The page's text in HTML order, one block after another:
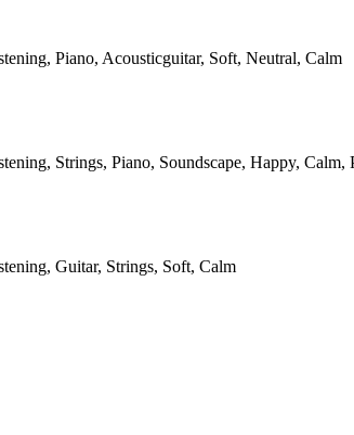
Piano, Acousticguitar, Soft, Neutral, Calm
Strings, Piano, Soundscape, Happy, Calm,
Guitar, Strings, Soft, Calm